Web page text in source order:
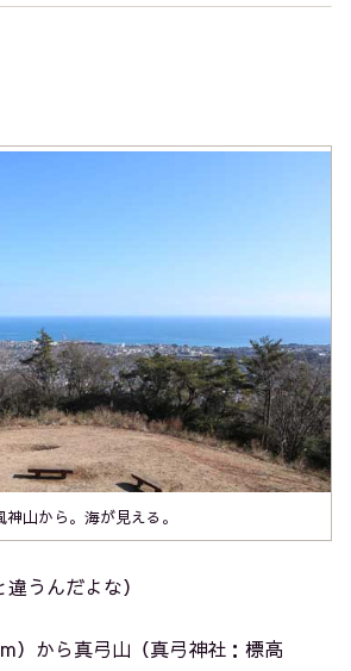
神山から。海が見える。
うんだよな）
）から真弓山（真弓神社：標高